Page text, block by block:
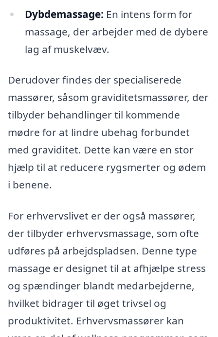
Dybdemassage: En intens form for
massage, der arbejder med de dybere
lag af muskelvæv.
Derudover findes der specialiserede
massører, såsom graviditetsmassører, der
tilbyder behandlinger til kommende
mødre for at lindre ubehag forbundet
med graviditet. Dette kan være en stor
hjælp til at reducere rygsmerter og ødem
i benene.
For erhvervslivet er der også massører,
der tilbyder erhvervsmassage, som ofte
udføres på arbejdspladsen. Denne type
massage er designet til at afhjælpe stress
og spændinger blandt medarbejderne,
hvilket bidrager til øget trivsel og
produktivitet. Erhvervsmassører kan